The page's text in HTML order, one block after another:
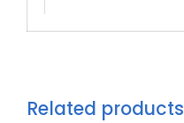
Related products